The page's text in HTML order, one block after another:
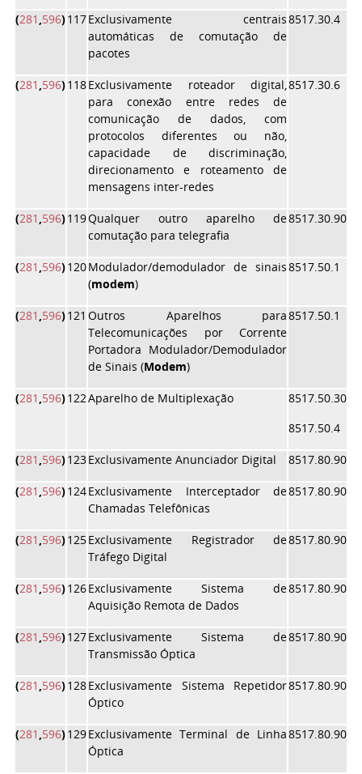
(281 ,596)117Exclusivamente centrais
automáticas de comutação de
pacotes
8517.30.4
(281 ,596)118Exclusivamente roteador digital,
para conexão entre redes de
comunicação de dados, com
protocolos diferentes ou não,
capacidade de discriminação,
direcionamento e roteamento de
mensagens inter-redes
8517.30.6
(281 ,596)119Qualquer outro aparelho de
comutação para telegrafia
8517.30.90
(281 ,596)120Modulador/demodulador de sinais
(modem)
8517.50.1
(281 ,596)121 Outros Aparelhos para
Telecomunicações por Corrente
Portadora Modulador/Demodulador
de Sinais (Modem)
8517.50.1
(281 ,596)122Aparelho de Multiplexação
8517.50.30
8517.50.4
(281 ,596)123Exclusivamente Anunciador Digital 8517.80.90
(281 ,596)124Exclusivamente Interceptador de
Chamadas Telefônicas
8517.80.90
(281 ,596)125Exclusivamente Registrador de
Tráfego Digital
8517.80.90
(281 ,596)126Exclusivamente Sistema de
Aquisição Remota de Dados
8517.80.90
(281 ,596)127Exclusivamente Sistema de
Transmissão Óptica
8517.80.90
(281 ,596)128Exclusivamente Sistema Repetidor
Óptico
8517.80.90
(281 ,596)129Exclusivamente Terminal de Linha
Óptica
8517.80.90